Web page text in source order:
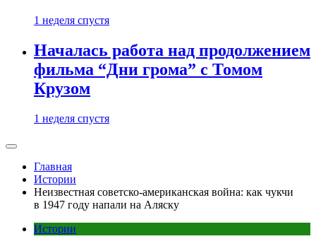
1 неделя спустя
Началась работа над продолжением
фильма “Дни грома” с Томом
Крузом
1 неделя спустя
Главная
Истории
Неизвестная советско-американская война: как чукчи
в 1947 году напали на Аляску
Истории